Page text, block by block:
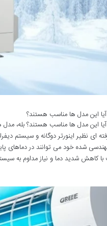
این مدل ها مناسب هستند؟
این مدل ها مناسب هستند؟ بله،
ای نظیر اینورتر دوگانه و سیستم
شده خود می توانند در دماهای
کاهش شدید دما و نیاز مداوم به